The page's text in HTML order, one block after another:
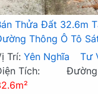
Thửa Đất 32.6m
Thông Ô Tô
Gần QL6A ,
Trí: Yên Nghĩa Tư
Tích:
Đường